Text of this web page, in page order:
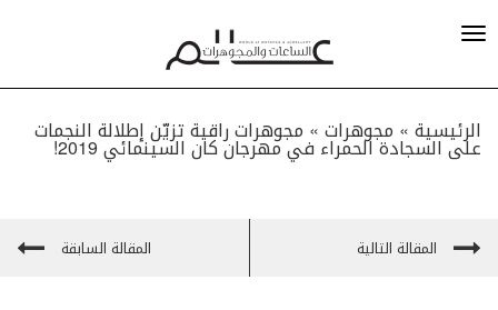
الرئيسية » مجوهرات» مجوهرات راقية تزيّن إطلالة النجمات
على السجادة الحمراء في مهرجان كان السينمائي 2019!
المقالة التالية المقالة السابقة